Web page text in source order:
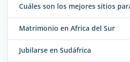
Cuáles son los mejores sitios
Matrimonio en Africa del Sur
Jubilarse en Sudáfrica